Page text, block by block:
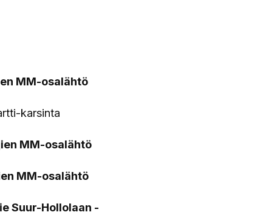
MM-osalähtö
karsinta
MM-osalähtö
MM-osalähtö
Suur-Hollolaan -